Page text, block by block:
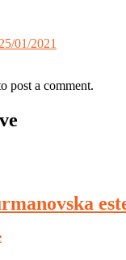
01/2021
post a comment.